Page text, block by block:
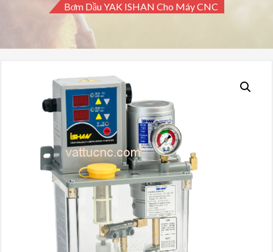
Bơm Dầu YAK ISHAN Cho Máy CNC